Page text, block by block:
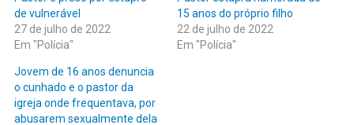
de vulnerável
27 de julho de 2022
Em "Polícia"
15 anos do próprio filho
22 de julho de 2022
Em "Polícia"
Jovem de 16 anos denuncia
o cunhado e o pastor da
igreja onde frequentava, por
abusarem sexualmente dela